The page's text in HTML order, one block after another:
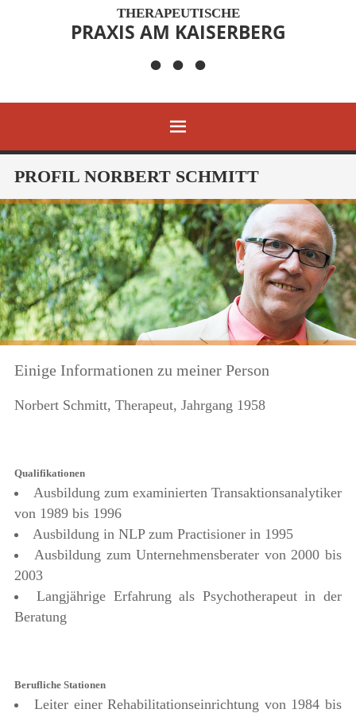
THERAPEUTISCHE
PRAXIS AM KAISERBERG
• • •
MENÜ
INHALT
PROFIL NORBERT SCHMITT
Einige Informationen zu meiner Person
Norbert Schmitt, Therapeut, Jahrgang 1958
Qualifikationen
Ausbildung zum examinierten Transaktionsanalytiker
von 1989 bis 1996
Ausbildung in NLP zum Practisioner in 1995
Ausbildung zum Unternehmensberater von 2000 bis
2003
Langjährige Erfahrung als Psychotherapeut in der
Beratung
Berufliche Stationen
Leiter einer Rehabilitationseinrichtung von 1984 bis